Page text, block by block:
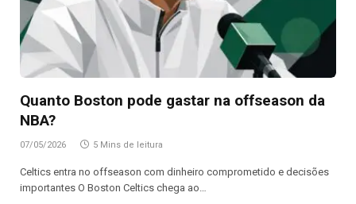
Quanto Boston pode gastar na offseason da
NBA?
07/05/2026 5 Mins de leitura
Celtics entra no offseason com dinheiro comprometido e decisões
importantes O Boston Celtics chega ao…